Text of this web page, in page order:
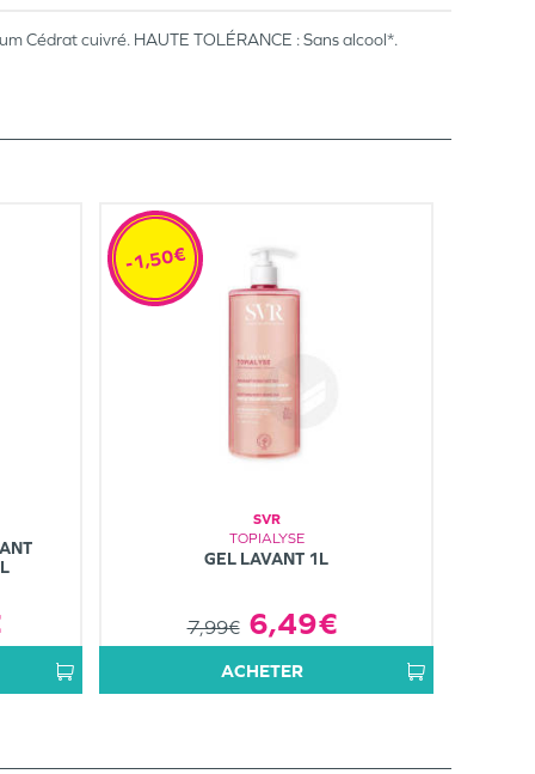
Cédrat cuivré. HAUTE TOLÉRANCE : Sans alcool*.
SVR
TOPIALYSE
GEL LAVANT 1L
7,99€ 6,49€
-1,50€
ACHETER